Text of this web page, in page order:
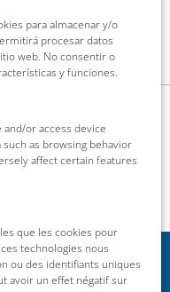
para almacenar y/o
procesar datos
web. No consentir o
y funciones.
or access device
as browsing behavior
affect certain features
que les cookies pour
technologies nous
ou des identifiants uniques
avoir un effet négatif sur